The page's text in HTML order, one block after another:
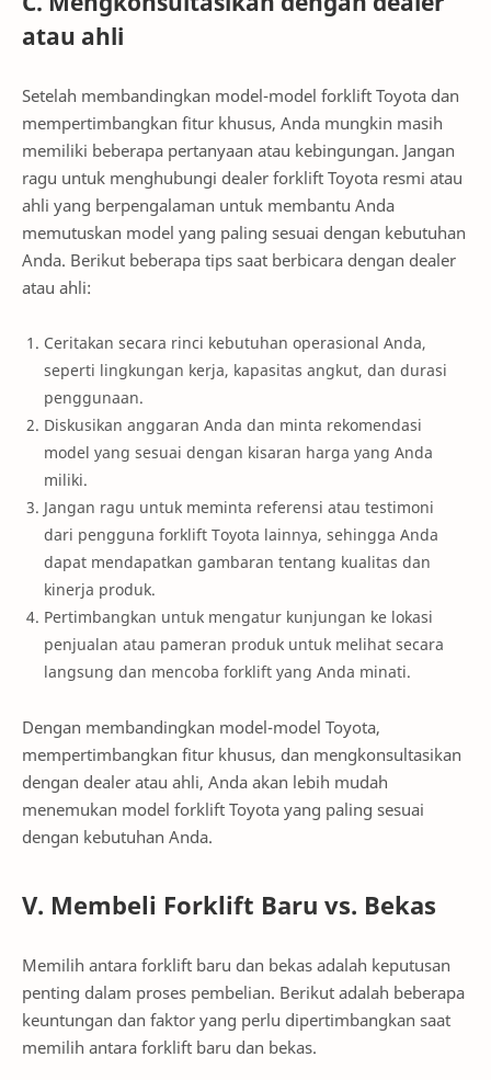
atau ahli
Setelah membandingkan model-model forklift Toyota dan
mempertimbangkan fitur khusus, Anda mungkin masih
memiliki beberapa pertanyaan atau kebingungan. Jangan
ragu untuk menghubungi dealer forklift Toyota resmi atau
ahli yang berpengalaman untuk membantu Anda
memutuskan model yang paling sesuai dengan kebutuhan
Anda. Berikut beberapa tips saat berbicara dengan dealer
atau ahli:
Ceritakan secara rinci kebutuhan operasional Anda,
seperti lingkungan kerja, kapasitas angkut, dan durasi
penggunaan.
Diskusikan anggaran Anda dan minta rekomendasi
model yang sesuai dengan kisaran harga yang Anda
miliki.
Jangan ragu untuk meminta referensi atau testimoni
dari pengguna forklift Toyota lainnya, sehingga Anda
dapat mendapatkan gambaran tentang kualitas dan
kinerja produk.
Pertimbangkan untuk mengatur kunjungan ke lokasi
penjualan atau pameran produk untuk melihat secara
langsung dan mencoba forklift yang Anda minati.
Dengan membandingkan model-model Toyota,
mempertimbangkan fitur khusus, dan mengkonsultasikan
dengan dealer atau ahli, Anda akan lebih mudah
menemukan model forklift Toyota yang paling sesuai
dengan kebutuhan Anda.
V. Membeli Forklift Baru vs. Bekas
Memilih antara forklift baru dan bekas adalah keputusan
penting dalam proses pembelian. Berikut adalah beberapa
keuntungan dan faktor yang perlu dipertimbangkan saat
memilih antara forklift baru dan bekas.